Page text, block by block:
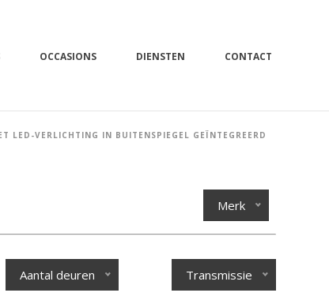
OCCASIONS DIENSTEN CONTACT
LED-VERLICHTING IN BUITENSPIEGEL GEÏNTEGREERD
Merk
Aantal deuren Transmissie